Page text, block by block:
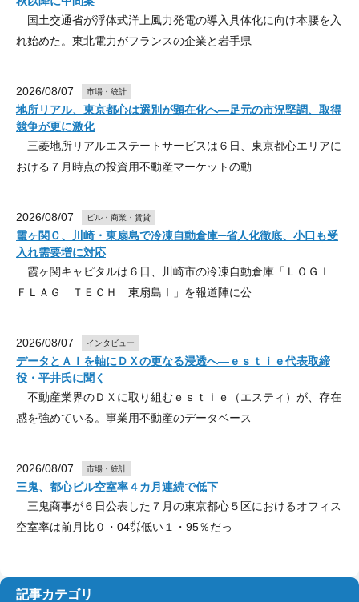
国土交通省が浮体式洋上風力発電の導入具体化に向け本腰を入
れ始めた。東北電力がフランスの企業と岩手県
2026/08/07 市場・統計
地所リアル、東京都心は選別が顕在化へ―足元の市況堅調、取得
競争が更に激化
三菱地所リアルエステートサービスは６日、東京都心エリアに
おける７月時点の投資用不動産マーケットの動
2026/08/07 ビル・商業・賃貸
霞ヶ関Ｃ、川崎・東扇島で冷凍自動倉庫─省人化徹底、小口も受
入れ需要増に対応
霞ヶ関キャピタルは６日、川崎市の冷凍自動倉庫「ＬＯＧＩ
ＦＬＡＧ ＴＥＣＨ 東扇島Ⅰ」を報道陣に公
2026/08/07 インタビュー
データとＡＩを軸にＤＸの更なる浸透へ―ｅｓｔｉｅ代表取締
役・平井氏に聞く
不動産業界のＤＸに取り組むｅｓｔｉｅ（エスティ）が、存在
感を強めている。事業用不動産のデータベース
2026/08/07 市場・統計
三鬼、都心ビル空室率４カ月連続で低下
三鬼商事が６日公表した７月の東京都心５区におけるオフィス
空室率は前月比０・04㌽低い１・95％だっ
記事カテゴリ